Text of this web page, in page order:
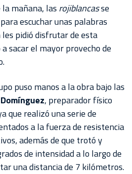
mañana, las rojiblancasse
escuchar unas palabras
les pidió disfrutar de esta
sacar el mayor provecho de
puso manos a la obra bajo las
, preparador físico
que realizó una serie de
a la fuerza de resistencia
además de que trotó y
de intensidad a lo largo de
una distancia de 7 kilómetros.